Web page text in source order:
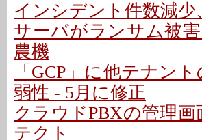
インシデント件数減
サーバがランサム被
農機
「GCP」に他テナン
弱性 - 5月に修正
クラウドPBXの管理
テクト